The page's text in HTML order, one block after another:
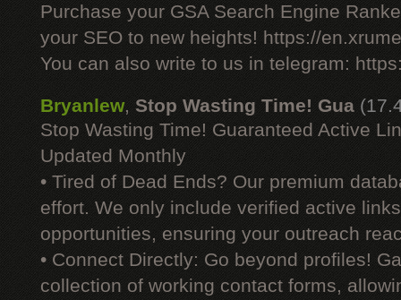
Purchase your GSA Search Engine
your SEO to new heights! https://
You can also write to us in telegram:
Bryanlew,Stop Wasting Time! Gua
Stop Wasting Time! Guaranteed Active
Updated Monthly
• Tired of Dead Ends? Our premium
effort. We only include verified active
opportunities, ensuring your outreach
• Connect Directly: Go beyond profiles!
collection of working contact forms,